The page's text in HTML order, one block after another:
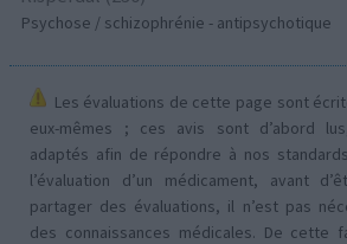
Psychose / schizophrénie - antipsychotique
Les évaluations de cette page sont
eux-mêmes ; ces avis sont d’abord
adaptés afin de répondre à nos
l’évaluation d’un médicament, avant
partager des évaluations, il n’est pas
des connaissances médicales. De cette